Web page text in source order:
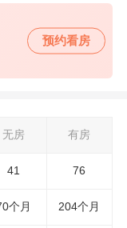
预约看房
无房 有房
41 76
个月 204个月